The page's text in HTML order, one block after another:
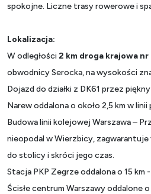
spokojne. Liczne trasy rowerowe i
Lokalizacja:
W odległości 2 km droga krajowa nr
obwodnicy Serocka, na wysokości
Dojazd do działki z DK61 przez
Narew oddalona o około 2,5 km w
Budowa linii kolejowej Warszawa –
nieopodal w Wierzbicy,
do stolicy i skróci jego czas.
Stacja PKP Zegrze oddalona o 15 km
Ścisłe centrum Warszawy oddalone